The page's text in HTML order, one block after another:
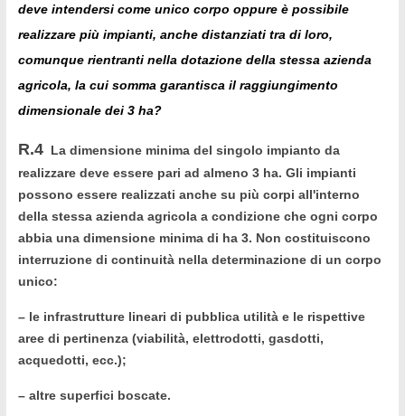
deve intendersi come unico corpo oppure è possibile
realizzare più impianti, anche distanziati tra di loro,
comunque rientranti nella dotazione della stessa azienda
agricola, la cui somma garantisca il raggiungimento
dimensionale dei 3 ha?
R.4 La dimensione minima del singolo impianto da
realizzare deve essere pari ad almeno 3 ha. Gli impianti
possono essere realizzati anche su più corpi all'interno
della stessa azienda agricola a condizione che ogni corpo
abbia una dimensione minima di ha 3. Non costituiscono
interruzione di continuità nella determinazione di un corpo
unico:
– le infrastrutture lineari di pubblica utilità e le rispettive
aree di pertinenza (viabilità, elettrodotti, gasdotti,
acquedotti, ecc.);
– altre superfici boscate.